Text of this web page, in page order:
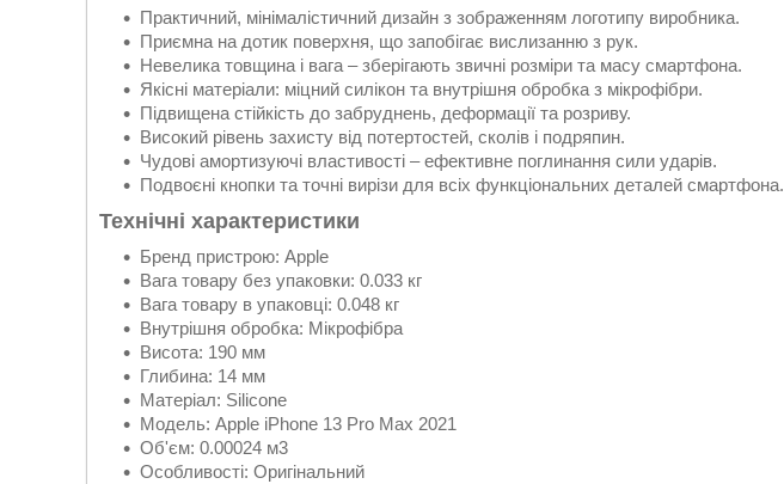
Практичний, мінімалістичний дизайн з зображенням логотипу виробника.
Приємна на дотик поверхня, що запобігає вислизанню з рук.
Невелика товщина і вага – зберігають звичні розміри та масу смартфона.
Якісні матеріали: міцний силікон та внутрішня обробка з мікрофібри.
Підвищена стійкість до забруднень, деформації та розриву.
Високий рівень захисту від потертостей, сколів і подряпин.
Чудові амортизуючі властивості – ефективне поглинання сили ударів.
Подвоєні кнопки та точні вирізи для всіх функціональних деталей смартфона.
Технічні характеристики
Бренд пристрою: Apple
Вага товару без упаковки: 0.033 кг
Вага товару в упаковці: 0.048 кг
Внутрішня обробка: Мікрофібра
Висота: 190 мм
Глибина: 14 мм
Матеріал: Silicone
Модель: Apple iPhone 13 Pro Max 2021
Об'єм: 0.00024 м3
Особливості: Оригінальний